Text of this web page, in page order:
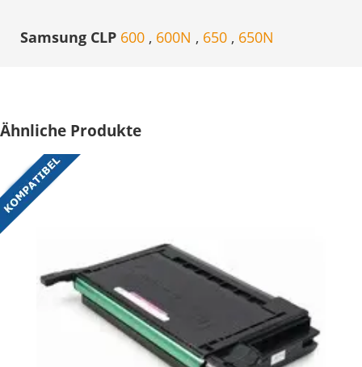
Samsung CLP 600 , 600N , 650 , 650N
Ähnliche Produkte